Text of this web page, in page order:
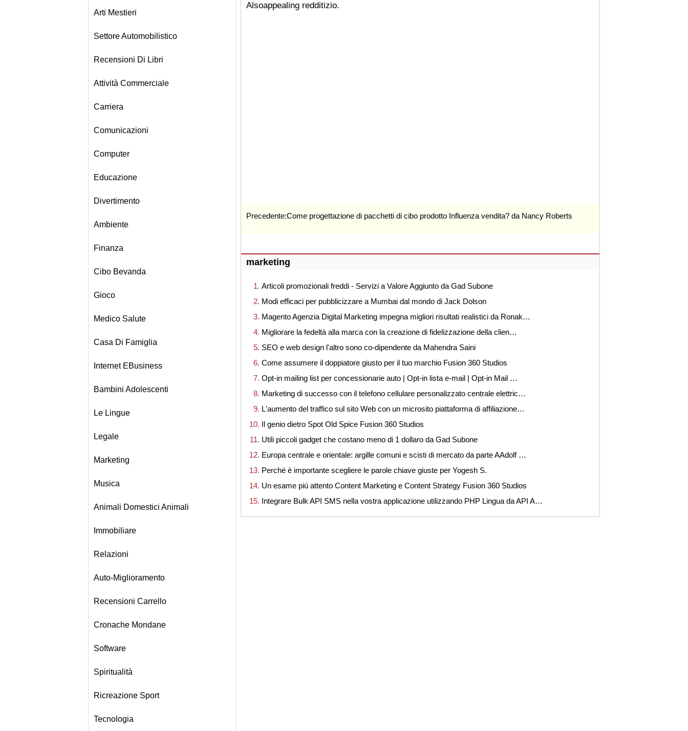
Arti Mestieri
Settore Automobilistico
Recensioni Di Libri
Attività Commerciale
Carriera
Comunicazioni
Computer
Educazione
Divertimento
Ambiente
Finanza
Cibo Bevanda
Gioco
Medico Salute
Casa Di Famiglia
Internet EBusiness
Bambini Adolescenti
Le Lingue
Legale
Marketing
Musica
Animali Domestici Animali
Immobiliare
Relazioni
Auto-Miglioramento
Recensioni Carrello
Cronache Mondane
Software
Spiritualità
Ricreazione Sport
Tecnologia
Alsoappealing redditizio.
Precedente:Come progettazione di pacchetti di cibo prodotto Influenza vendita? da Nancy Roberts
marketing
Articoli promozionali freddi - Servizi a Valore Aggiunto da Gad Subone
Modi efficaci per pubblicizzare a Mumbai dal mondo di Jack Dolson
Magento Agenzia Digital Marketing impegna migliori risultati realistici da Ronak…
Migliorare la fedeltà alla marca con la creazione di fidelizzazione della clien…
SEO e web design l'altro sono co-dipendente da Mahendra Saini
Come assumere il doppiatore giusto per il tuo marchio Fusion 360 Studios
Opt-in mailing list per concessionarie auto | Opt-in lista e-mail | Opt-in Mail …
Marketing di successo con il telefono cellulare personalizzato centrale elettric…
L'aumento del traffico sul sito Web con un microsito piattaforma di affiliazione…
Il genio dietro Spot Old Spice Fusion 360 Studios
Utili piccoli gadget che costano meno di 1 dollaro da Gad Subone
Europa centrale e orientale: argille comuni e scisti di mercato da parte AAdolf …
Perché è importante scegliere le parole chiave giuste per Yogesh S.
Un esame più attento Content Marketing e Content Strategy Fusion 360 Studios
Integrare Bulk API SMS nella vostra applicazione utilizzando PHP Lingua da API A…